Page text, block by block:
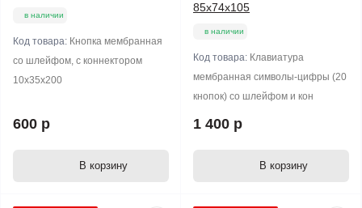
в наличии
Код товара: Кнопка мембранная
со шлейфом, с коннектором
10х35х200
600 р
В корзину
85х74х105
в наличии
Код товара: Клавиатура
мембранная символы-цифры (20
кнопок) со шлейфом и кон
1 400 р
В корзину